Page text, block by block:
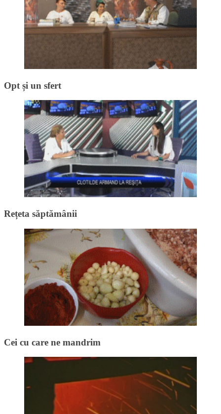
Opt și un sfert
Rețeta săptămânii
Cei cu care ne mandrim